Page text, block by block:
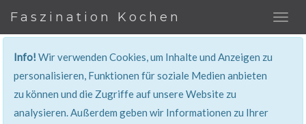
Faszination Kochen
Info!Wir verwenden Cookies, um Inhalte und Anzeigen zu
personalisieren, Funktionen für soziale Medien anbieten
zu können und die Zugriffe auf unsere Website zu
analysieren. Außerdem geben wir Informationen zu Ihrer
REZEPT
Super erklärt & lecker...!